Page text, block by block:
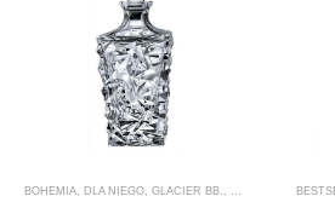
BOHEMIA, DLA NIEGO, GLACIER BB. , KARAFKI